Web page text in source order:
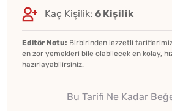
Kaç Kişilik: 6 Kişilik
Editör Notu: Birbirinden lezzetli tariflerimiz
en zor yemekleri bile olabilecek en kolay,
hazırlayabilirsiniz.
Bu Tarifi Ne Kadar